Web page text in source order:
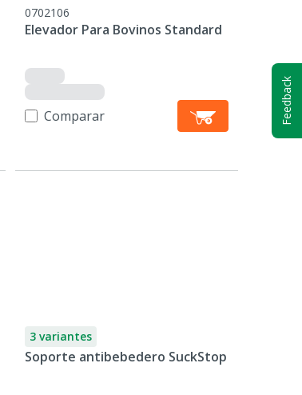
0702106
Elevador Para Bovinos Standard
Comparar
3 variantes
Soporte antibebedero SuckStop
Feedback